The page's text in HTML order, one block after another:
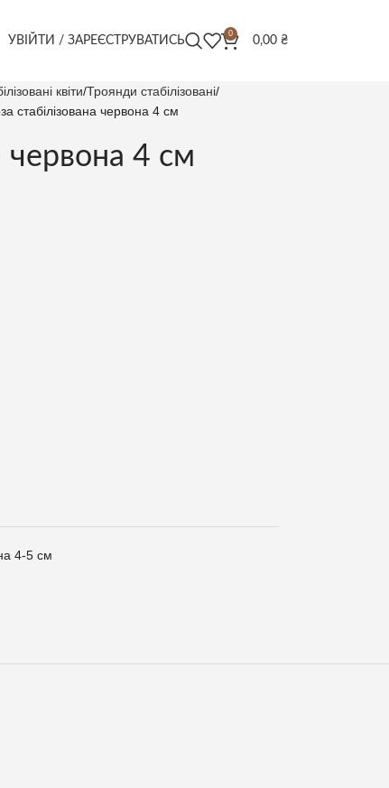
УВІЙТИ / ЗАРЕЄСТРУВАТИСЬ
0
0,00 ₴
квіти Троянди стабілізовані
стабілізована червона 4 см
червона 4 см
4-5 см